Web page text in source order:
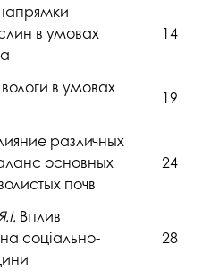
в умовах
14
в умовах
19
различных
основных
почв
24
Вплив
соціально-
28